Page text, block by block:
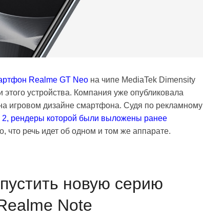
Realme GT Neo на чипе MediaTek Dimensity
устройства. Компания уже опубликовала
игровом дизайне смартфона. Судя по рекламному
2, рендеры которой были выложены ранее
что речь идет об одном и том же аппарате.
новую серию
Note